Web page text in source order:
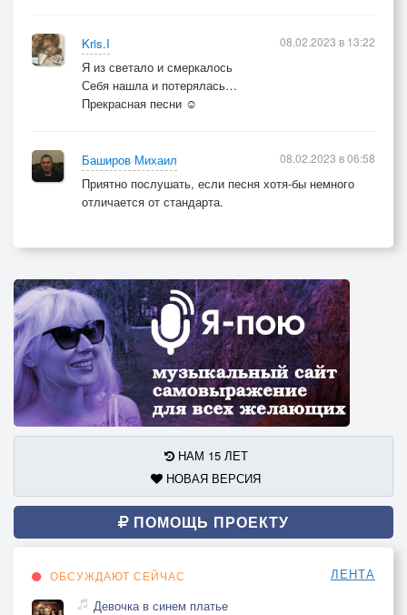
По виражам вращений солнца.
Припев: тот же
Kris.I
Я из светало и смеркалось
Себя нашла и потерялась…
Прекрасная песни ☺️
08.02.2023 в 13:22
Баширов Михаил
Приятно послушать, если песня хотя-бы немного
отличается от стандарта.
08.02.2023 в 06:58
НАМ 15 ЛЕТ
НОВАЯ ВЕРСИЯ
ПОМОЩЬ ПРОЕКТУ
ОБСУЖДАЮТ СЕЙЧАС ЛЕНТА
Девочка в синем платье